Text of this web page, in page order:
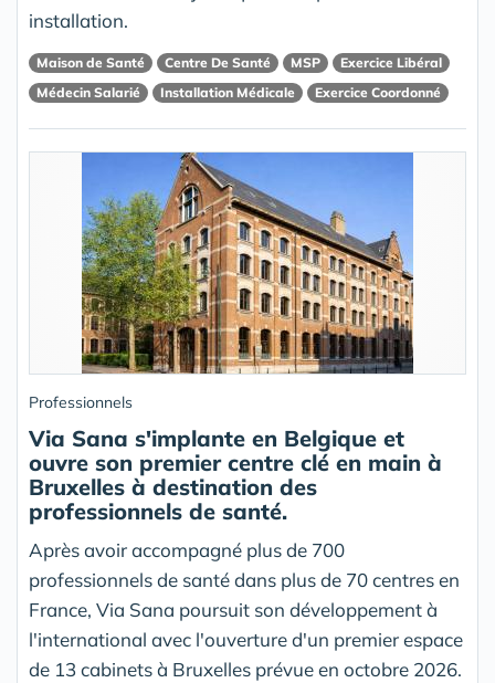
installation.
Maison de Santé Centre De Santé MSP
Exercice Libéral
Médecin Salarié
Installation Médicale Exercice Coordonné
Professionnels
Via Sana s'implante en Belgique et
ouvre son premier centre clé en main à
Bruxelles à destination des
professionnels de santé.
Après avoir accompagné plus de 700
professionnels de santé dans plus de 70 centres en
France, Via Sana poursuit son développement à
l'international avec l'ouverture d'un premier espace
de 13 cabinets à Bruxelles prévue en octobre 2026.